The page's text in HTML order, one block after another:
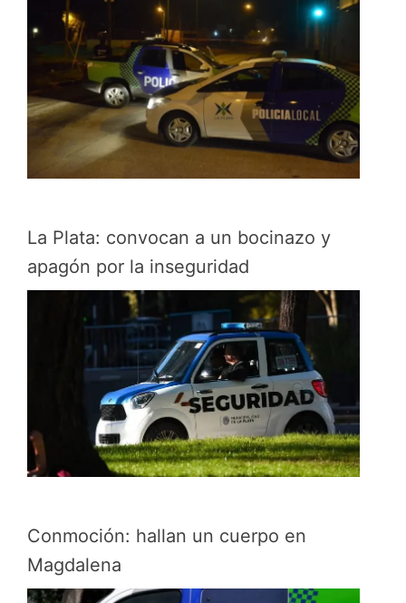
La Plata: convocan a un bocinazo y
apagón por la inseguridad
Conmoción: hallan un cuerpo en
Magdalena